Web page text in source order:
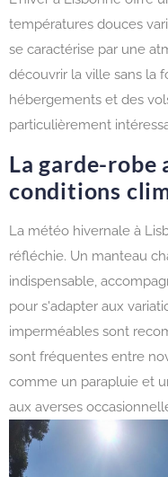
températures douces
se caractérise par une
découvrir la ville sans la
hébergements et des
particulièrement
La garde-robe
conditions
La météo hivernale à
réfléchie. Un manteau
indispensable,
pour s'adapter aux
imperméables sont
sont fréquentes entre
comme un parapluie et
aux averses